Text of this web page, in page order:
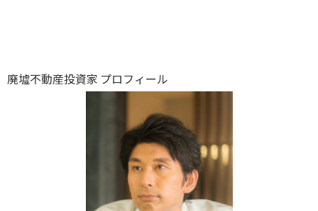
廃墟不動産投資家 プロフィール